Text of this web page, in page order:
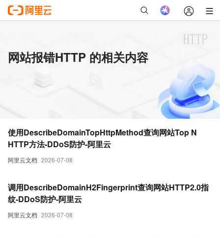
网站报错HTTP 的相关内容
阿里云文档 2026-07-08
使用DescribeDomainTopHttpMethod查询网站Top N
HTTP方法-DDoS防护-阿里云
阿里云文档 2026-07-08
调用DescribeDomainH2Fingerprint查询网站HTTP2.0指
纹-DDoS防护-阿里云